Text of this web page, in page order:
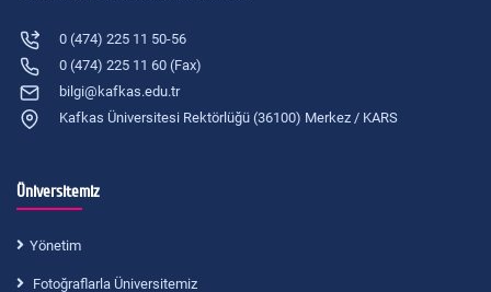
0 (474) 225 11 50-56
0 (474) 225 11 60 (Fax)
bilgi@kafkas.edu.tr
Kafkas Üniversitesi Rektörlüğü (36100) Merkez / KARS
Üniversitemiz
Yönetim
Fotoğraflarla Üniversitemiz